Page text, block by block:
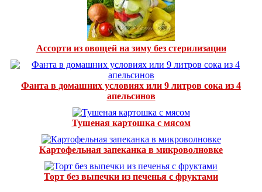
Ассорти из овощей на зиму без стерилизации
Фанта в домашних условиях или 9 литров сока из 4
апельсинов
Тушеная картошка с мясом
Картофельная запеканка в микроволновке
Торт без выпечки из печенья с фруктами